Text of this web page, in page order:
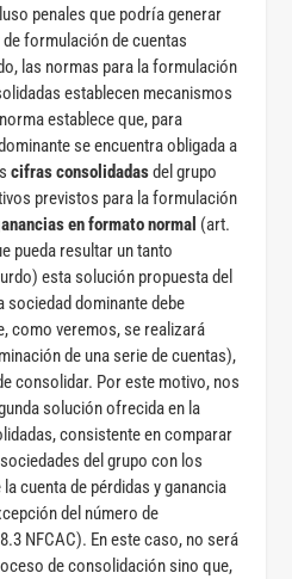
penales que podría generar
formulación de cuentas
las normas para la formulación
establecen mecanismos
establece que, para
se encuentra obligada a
cifras consolidadasdel grupo
previstos para la formulación
en formato normal (art.
pueda resultar un tanto
esta solución propuesta del
sociedad dominante debe
como veremos, se realizará
de una serie de cuentas),
consolidar. Por este motivo, nos
solución ofrecida en la
consistente en comparar
del grupo con los
cuenta de pérdidas y ganancia
del número de
NFCAC). En este caso, no será
de consolidación sino que,